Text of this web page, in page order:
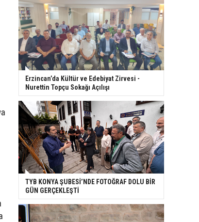
Erzincan’da Kültür ve Edebiyat Zirvesi -
Nurettin Topçu Sokağı Açılışı
TYB KONYA ŞUBESİ’NDE FOTOĞRAF DOLU BİR
GÜN GERÇEKLEŞTİ